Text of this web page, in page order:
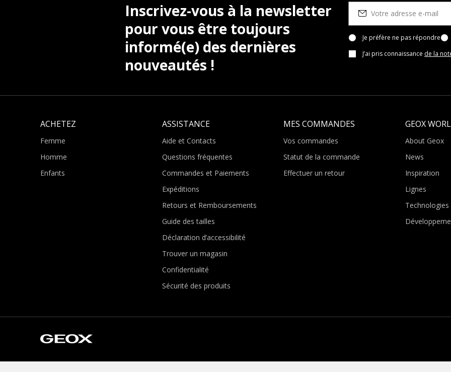
Inscrivez-vous à la newsletter
pour vous être toujours
informé(e) des dernières
nouveautés !
Je préfère ne pas répondre
J’ai pris connaissance de la
ACHETEZ
Femme
Homme
Enfants
ASSISTANCE
Aide et Contacts
Questions fréquentes
Commandes et Paiements
Expéditions
Retours et Remboursements
Guide des tailles
Déclaration d’accessibilité
Trouver un magasin
Confidentialité
Sécurité des produits
MES COMMANDES
Vos commandes
Statut de la commande
Effectuer un retour
GEOX
About Geox
News
Inspiration
Lignes
Technologies